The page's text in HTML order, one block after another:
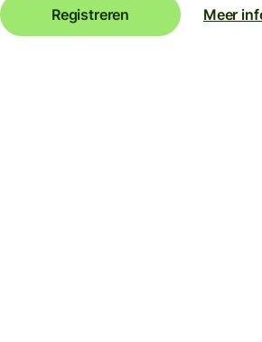
Registreren Meer